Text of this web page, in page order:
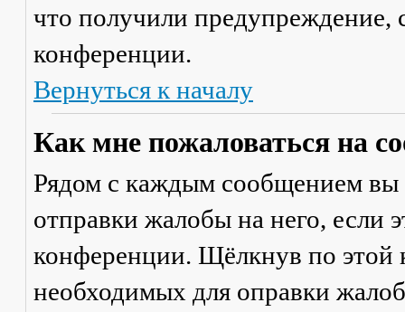
что получили предупреждение,
конференции.
Вернуться к началу
Как мне пожаловаться на
Рядом с каждым сообщением вы
отправки жалобы на него, если
конференции. Щёлкнув по этой
необходимых для оправки